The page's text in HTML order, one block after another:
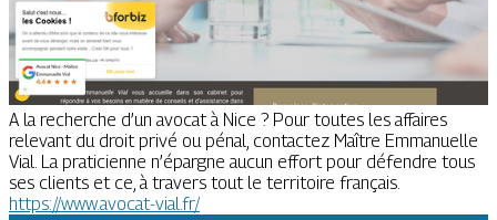
A la recherche d’un avocat à Nice ? Pour toutes les affaires
relevant du droit privé ou pénal, contactez Maître Emmanuelle
Vial. La praticienne n’épargne aucun effort pour défendre tous
ses clients et ce, à travers tout le territoire français.
https://www.avocat-vial.fr/